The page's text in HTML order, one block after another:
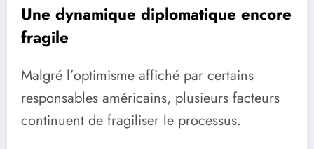
Une dynamique diplomatique encore
fragile
Malgré l’optimisme affiché par certains
responsables américains, plusieurs facteurs
continuent de fragiliser le processus.